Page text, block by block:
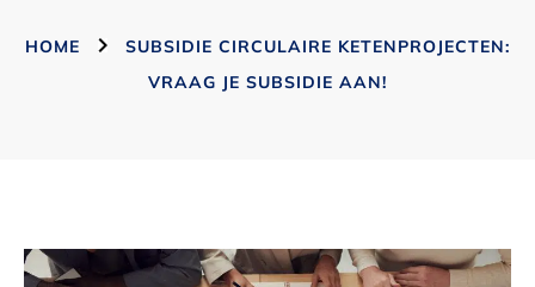
HOME
SUBSIDIE CIRCULAIRE KETENPROJECTEN:
VRAAG JE SUBSIDIE AAN!